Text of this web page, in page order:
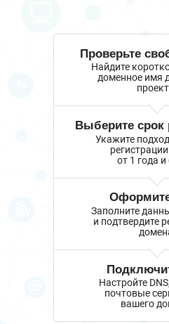
Проверьте
Найдите
доменное имя
Выберите срок
Укажите
от 1 года и
Заполните
и подтвердите
Настройте
почтовые
вашего